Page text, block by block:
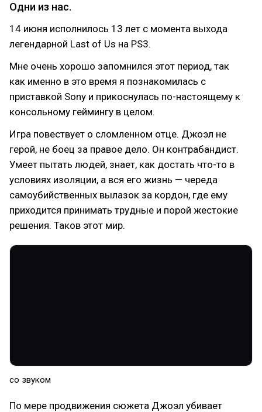
Одни из нас.
14 июня исполнилось 13 лет с момента выхода
легендарной Last of Us на PS3.
Мне очень хорошо запомнился этот период, так
как именно в это время я познакомилась с
приставкой Sony и прикоснулась по-настоящему к
консольному геймингу в целом.
Игра повествует о сломленном отце. Джоэл не
герой, не боец за правое дело. Он контрабандист.
Умеет пытать людей, знает, как достать что-то в
условиях изоляции, а вся его жизнь — череда
самоубийственных вылазок за кордон, где ему
приходится принимать трудные и порой жестокие
решения. Таков этот мир.
со звуком
По мере продвижения сюжета Джоэл убивает